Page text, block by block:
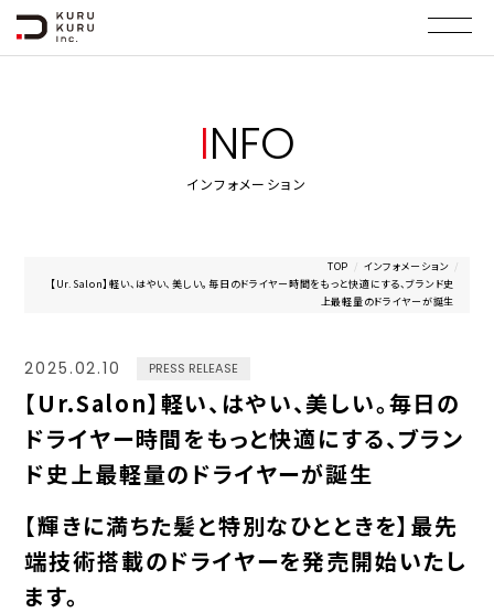
INFO
インフォメーション
TOP / インフォメーション /
【Ur.Salon】軽い、はやい、美しい。毎日のドライヤー時間をもっと快適にする、ブランド史
上最軽量のドライヤーが誕生
2025.02.10 PRESS RELEASE
【Ur.Salon】軽い、はやい、美しい。毎日の
ドライヤー時間をもっと快適にする、ブラン
ド史上最軽量のドライヤーが誕生
【輝きに満ちた髪と特別なひとときを】最先
端技術搭載のドライヤーを発売開始いたし
ます。